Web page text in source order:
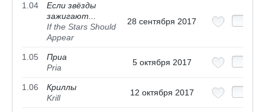
1.04
Если звёзды
зажигают...
If the Stars Should
Appear
28 сентября 2017
1.05
Приа
Pria
5 октября 2017
1.06
Криллы
Krill
12 октября 2017